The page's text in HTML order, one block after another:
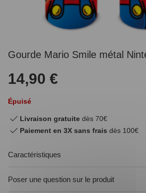
Gourde Mario Smile métal
14,90 €
Épuisé
Livraison gratuite dès 70€
Paiement en 3X sans frais dès 100€
Caractéristiques
Poser une question sur le produit